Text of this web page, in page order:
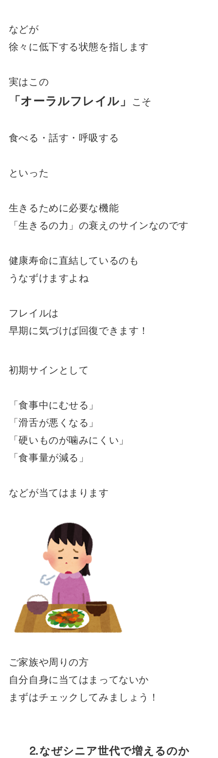
などが
徐々に低下する状態を指します
実はこの
「オーラルフレイル」 こそ
食べる・話す・呼吸する
といった
生きるために必要な機能
「生きるの力」の衰えのサインなのです
健康寿命に直結しているのも
うなずけますよね
フレイルは
早期に気づけば回復できます！
初期サインとして
「食事中にむせる」
「滑舌が悪くなる」
「硬いものが噛みにくい」
「食事量が減る」
などが当てはまります
ご家族や周りの方
自分自身に当てはまってないか
まずはチェックしてみましょう！
⒉なぜシニア世代で増えるのか